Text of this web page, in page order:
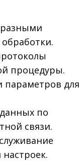
разными
процедуры.
параметров для
по
связи.